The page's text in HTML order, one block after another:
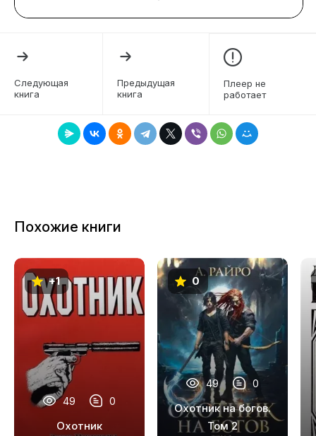
4
7
12
13
14
15
17
18
Следующая
книга
Предыдущая
книга
Плеер не
работает
Похожие книги
+1
49 0
Охотник
0
49 0
Охотник на богов.
Том 2